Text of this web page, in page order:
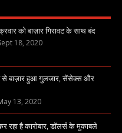
को बाज़ार गिरावट के साथ बंद
18, 2020
बाज़ार हुआ गुलजार, सेंसेक्स और
13, 2020
रहा है कारोबार, डॉलर्स के मुकाबले